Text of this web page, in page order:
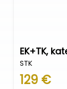
EK+TK,
STK
129 €